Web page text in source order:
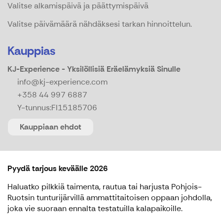
Valitse alkamispäivä ja päättymispäivä
Valitse päivämäärä nähdäksesi tarkan hinnoittelun.
Kauppias
KJ-Experience - Yksilöllisiä Eräelämyksiä Sinulle
info@kj-experience.com
+358 44 997 6887
Y-tunnus:FI15185706
Kauppiaan ehdot
Pyydä tarjous keväälle 2026
Haluatko pilkkiä taimenta, rautua tai harjusta Pohjois-
Ruotsin tunturijärvillä ammattitaitoisen oppaan johdolla,
joka vie suoraan ennalta testatuilla kalapaikoille.